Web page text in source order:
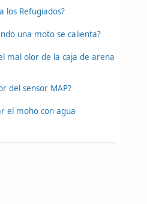
los Refugiados?
una moto se calienta?
mal olor de la caja de arena
del sensor MAP?
el moho con agua